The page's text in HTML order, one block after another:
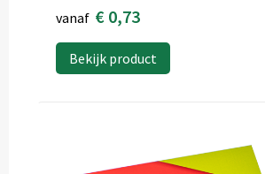
vanaf € 0,73
Bekijk product